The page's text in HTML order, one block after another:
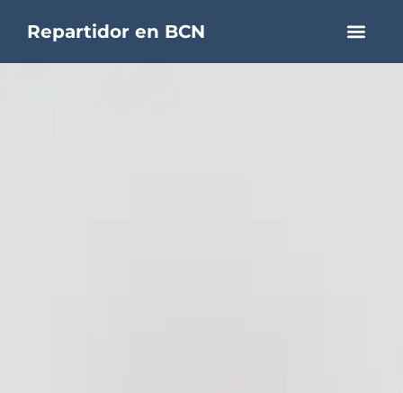
Repartidor en BCN